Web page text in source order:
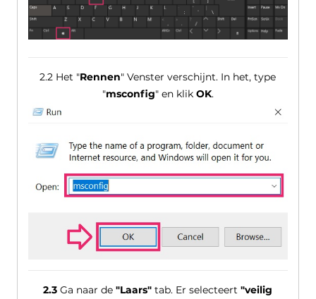
2.2 Het "Rennen" Venster verschijnt. In het, type
"msconfig" en klik OK.
2.3 Ga naar de"Laars" tab. Er selecteert"veilig